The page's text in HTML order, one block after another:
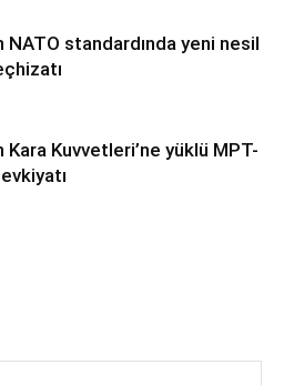
NATO standardında yeni nesil
Kara Kuvvetleri’ne yüklü MPT-